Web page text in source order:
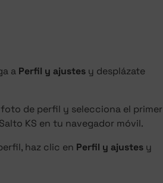
a Perfil y ajustes y desplázate
de perfil y selecciona el primer
KS en tu navegador móvil.
haz clic en Perfil y ajustes y